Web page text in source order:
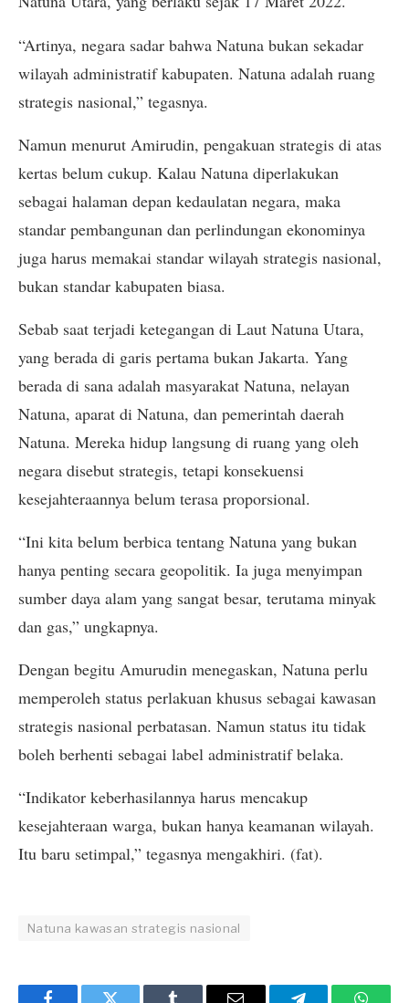
“Artinya, negara sadar bahwa Natuna bukan sekadar
wilayah administratif kabupaten. Natuna adalah ruang
strategis nasional,” tegasnya.
Namun menurut Amirudin, pengakuan strategis di atas
kertas belum cukup. Kalau Natuna diperlakukan
sebagai halaman depan kedaulatan negara, maka
standar pembangunan dan perlindungan ekonominya
juga harus memakai standar wilayah strategis nasional,
bukan standar kabupaten biasa.
Sebab saat terjadi ketegangan di Laut Natuna Utara,
yang berada di garis pertama bukan Jakarta. Yang
berada di sana adalah masyarakat Natuna, nelayan
Natuna, aparat di Natuna, dan pemerintah daerah
Natuna. Mereka hidup langsung di ruang yang oleh
negara disebut strategis, tetapi konsekuensi
kesejahteraannya belum terasa proporsional.
“Ini kita belum berbica tentang Natuna yang bukan
hanya penting secara geopolitik. Ia juga menyimpan
sumber daya alam yang sangat besar, terutama minyak
dan gas,” ungkapnya.
Dengan begitu Amurudin menegaskan, Natuna perlu
memperoleh status perlakuan khusus sebagai kawasan
strategis nasional perbatasan. Namun status itu tidak
boleh berhenti sebagai label administratif belaka.
“Indikator keberhasilannya harus mencakup
kesejahteraan warga, bukan hanya keamanan wilayah.
Itu baru setimpal,” tegasnya mengakhiri. (fat).
Natuna kawasan strategis nasional